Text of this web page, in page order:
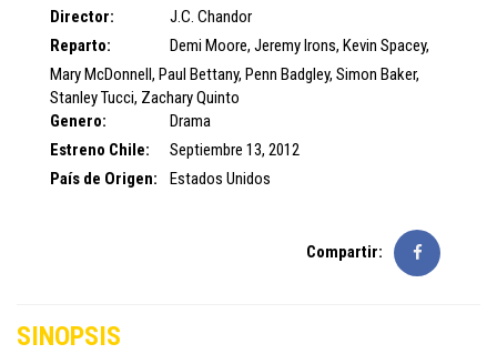
Director:
J.C. Chandor
Reparto:
Demi Moore, Jeremy Irons, Kevin Spacey,
Mary McDonnell, Paul Bettany, Penn Badgley, Simon Baker,
Stanley Tucci, Zachary Quinto
Genero:
Drama
Estreno Chile:
Septiembre 13, 2012
País de Origen:
Estados Unidos
Compartir:
SINOPSIS